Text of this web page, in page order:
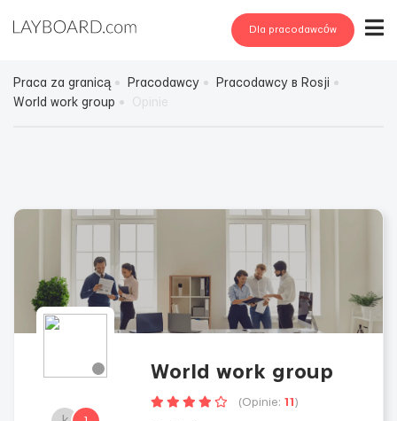
Dla pracodawców
Praca za granicą Pracodawcy
Pracodawcy в Rosji
World work group
World work group
(Opinie: 11 )